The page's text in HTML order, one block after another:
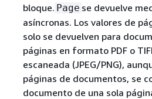
bloque. Page se devuelve
asíncronas. Los valores de
solo se devuelven para
páginas en formato PDF o
escaneada (JPEG/PNG),
páginas de documentos, se
documento de una sola